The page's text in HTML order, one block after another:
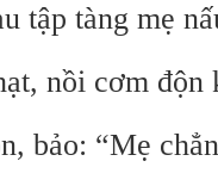
tập tàng mẹ
nồi cơm độn
bảo: “Mẹ